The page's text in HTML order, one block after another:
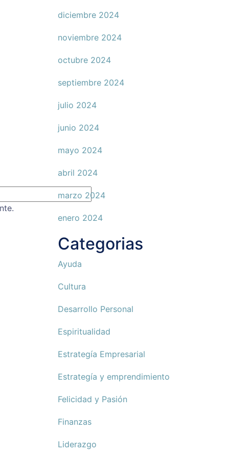
diciembre 2024
noviembre 2024
octubre 2024
septiembre 2024
julio 2024
junio 2024
mayo 2024
abril 2024
marzo 2024
enero 2024
Categorias
Ayuda
Cultura
Desarrollo Personal
Espiritualidad
Estrategía Empresarial
Estrategía y emprendimiento
Felicidad y Pasión
Finanzas
Liderazgo